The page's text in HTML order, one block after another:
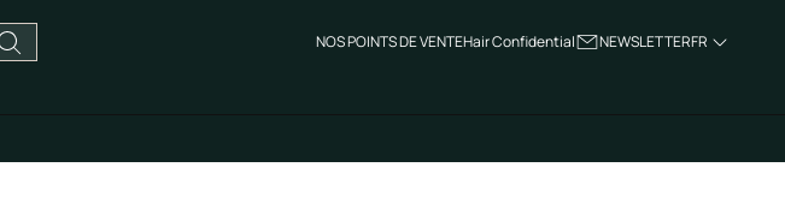
NOS POINTS DE VENTEHair Confidential NEWSLETTERFR